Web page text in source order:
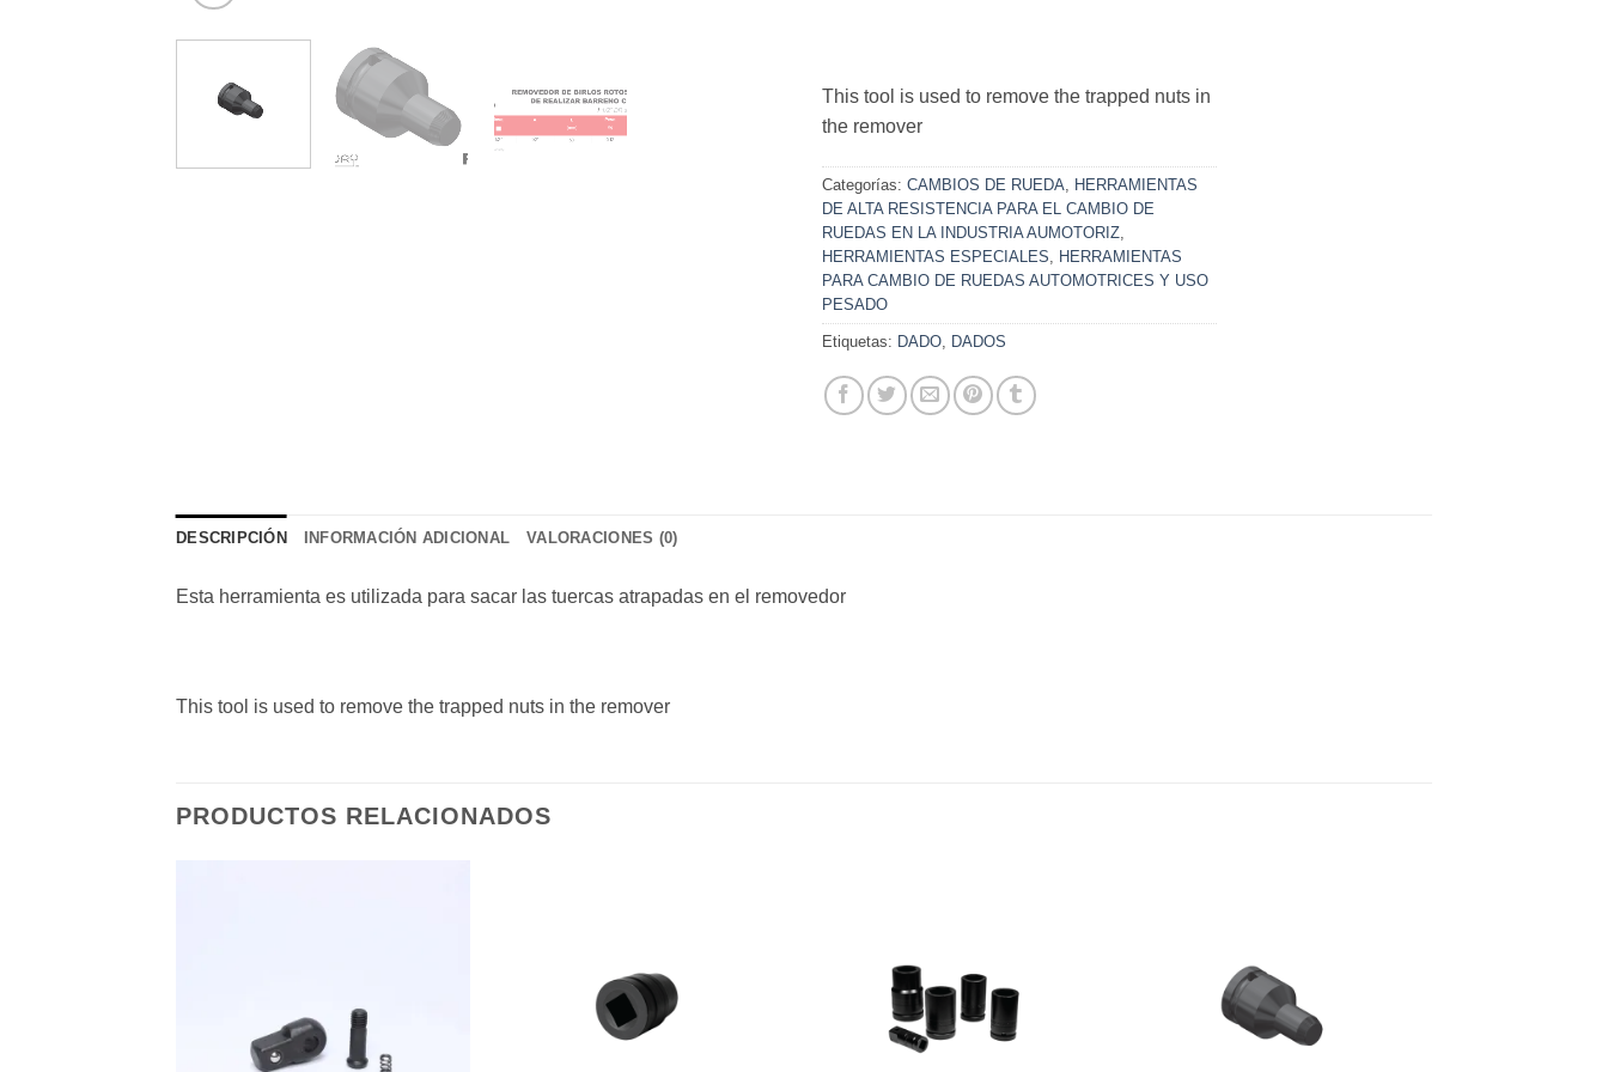
This tool is used to remove the trapped nuts in
the remover
Categorías: CAMBIOS DE RUEDA, HERRAMIENTAS
DE ALTA RESISTENCIA PARA EL CAMBIO DE
RUEDAS EN LA INDUSTRIA AUMOTORIZ,
HERRAMIENTAS ESPECIALES, HERRAMIENTAS
PARA CAMBIO DE RUEDAS AUTOMOTRICES Y USO
PESADO
Etiquetas: DADO, DADOS
DESCRIPCIÓN INFORMACIÓN ADICIONAL VALORACIONES (0)
Esta herramienta es utilizada para sacar las tuercas atrapadas en el removedor
This tool is used to remove the trapped nuts in the remover
PRODUCTOS RELACIONADOS